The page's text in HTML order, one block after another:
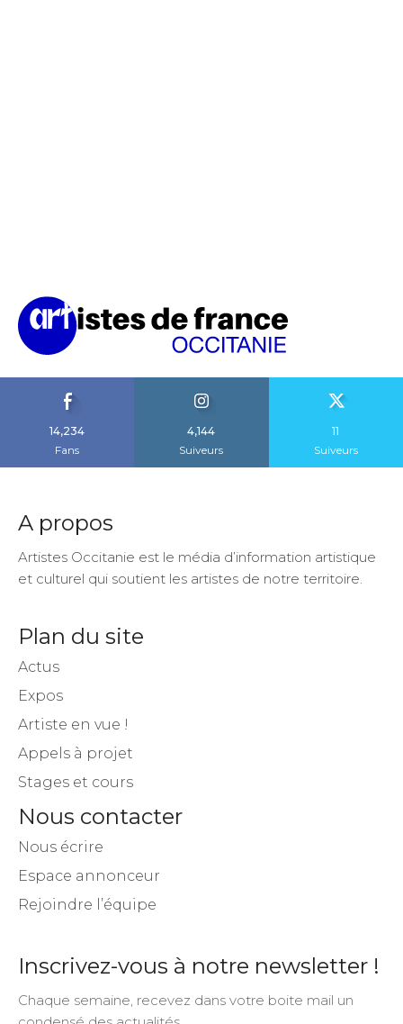
14,234
Fans
4,144
Suiveurs
11
Suiveurs
A propos
Artistes Occitanie est le média d’information artistique
et culturel qui soutient les artistes de notre territoire.
Plan du site
Actus
Expos
Artiste en vue !
Appels à projet
Stages et cours
Nous contacter
Nous écrire
Espace annonceur
Rejoindre l’équipe
Inscrivez-vous à notre newsletter !
Chaque semaine, recevez dans votre boite mail un